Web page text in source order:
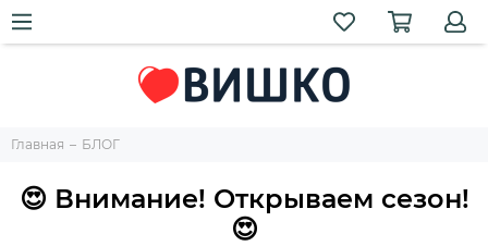
Главная БЛОГ
😍 Внимание! Открываем сезон!
😍